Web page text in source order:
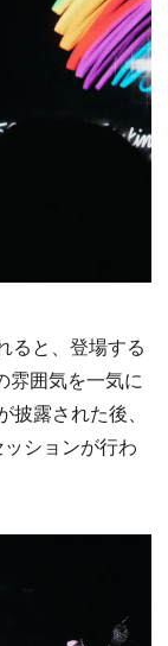
ると、登場する
雰囲気を一気に
露された後、
ションが行わ